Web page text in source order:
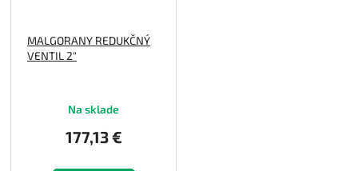
MALGORANY REDUKČNÝ
VENTIL 2"
Na sklade
177,13 €